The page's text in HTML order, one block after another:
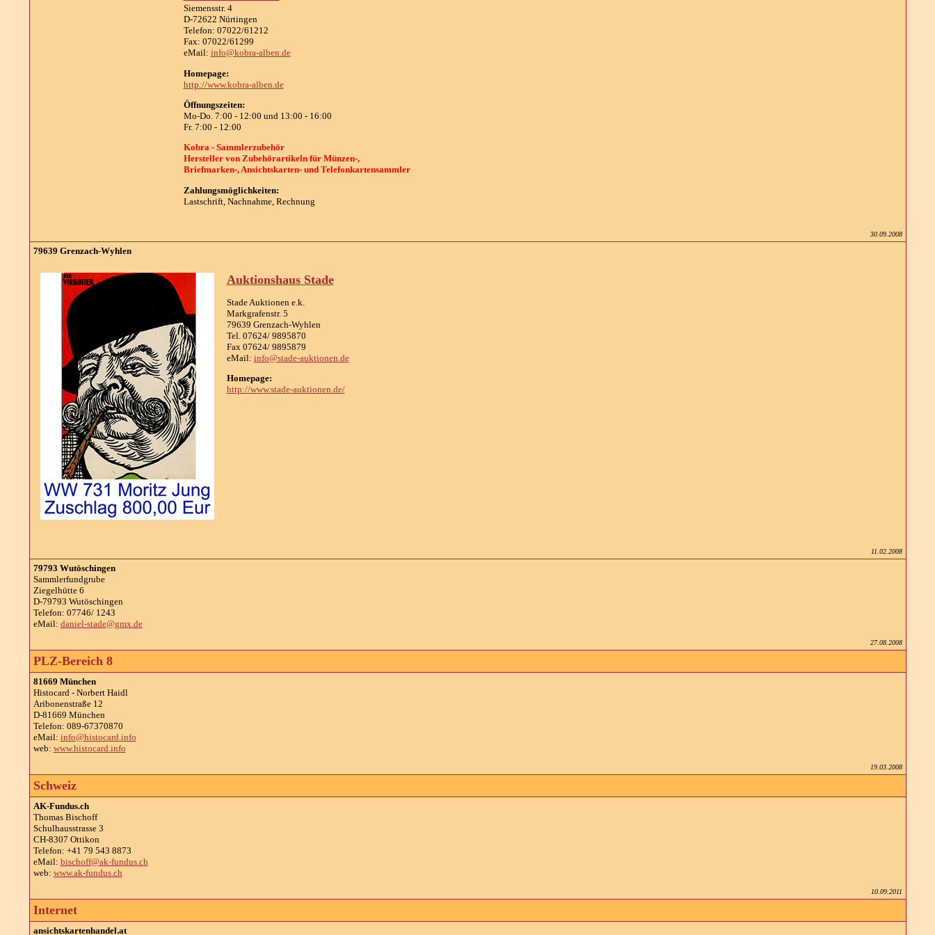
Siemensstr. 4
D-72622 Nürtingen
Telefon: 07022/61212
Fax: 07022/61299
eMail: info@kobra-alben.de
Homepage:
http://www.kobra-alben.de
Öffnungszeiten:
Mo-Do. 7:00 - 12:00 und 13:00 - 16:00
Fr. 7:00 - 12:00
Kobra - Sammlerzubehör
Hersteller von Zubehörartikeln für Münzen-,
Briefmarken-, Ansichtskarten- und Telefonkartensammler
Zahlungsmöglichkeiten:
Lastschrift, Nachnahme, Rechnung
30.09.2008
79639 Grenzach-Wyhlen
Auktionshaus Stade
Stade Auktionen e.k.
Markgrafenstr. 5
79639 Grenzach-Wyhlen
Tel. 07624/ 9895870
Fax 07624/ 9895879
eMail: info@stade-auktionen.de
Homepage:
http://www.stade-auktionen.de/
11.02.2008
79793 Wutöschingen
Sammlerfundgrube
Ziegelhütte 6
D-79793 Wutöschingen
Telefon: 07746/ 1243
eMail: daniel-stade@gmx.de
27.08.2008
PLZ-Bereich 8
81669 München
Histocard - Norbert Haidl
Aribonenstraße 12
D-81669 München
Telefon: 089-67370870
eMail: info@histocard.info
web: www.histocard.info
19.03.2008
Schweiz
AK-Fundus.ch
Thomas Bischoff
Schulhausstrasse 3
CH-8307 Ottikon
Telefon: +41 79 543 8873
eMail: bischoff@ak-fundus.ch
web: www.ak-fundus.ch
10.09.2011
Internet
ansichtskartenhandel.at